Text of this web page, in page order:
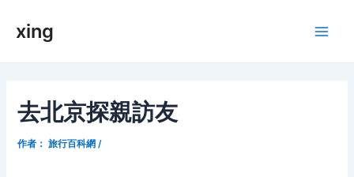
xing
去北京探親訪友
作者： 旅行百科網 /